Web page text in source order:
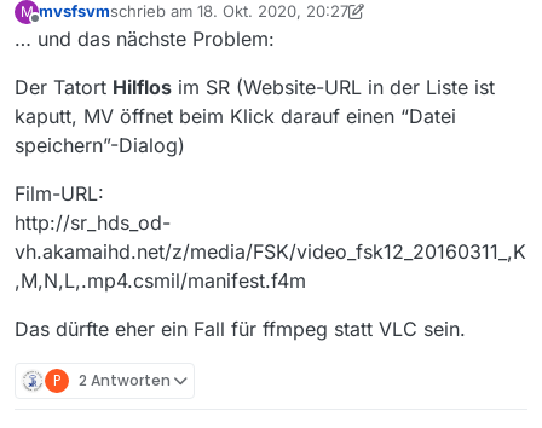
mit der Konfiguration schwertun.
M
Offline
mvsfsvmschrieb am 18. Okt. 2020, 20:27
zuletzt editiert von mvsfsvm
… und das nächste Problem:
Der Tatort Hilflos im SR (Website-URL in der Liste ist
kaputt, MV öffnet beim Klick darauf einen “Datei
speichern”-Dialog)
Film-URL:
http://sr_hds_od-
vh.akamaihd.net/z/media/FSK/video_fsk12_20160311_,K
,M,N,L,.mp4.csmil/manifest.f4m
Das dürfte eher ein Fall für ffmpeg statt VLC sein.
P 2 Antworten